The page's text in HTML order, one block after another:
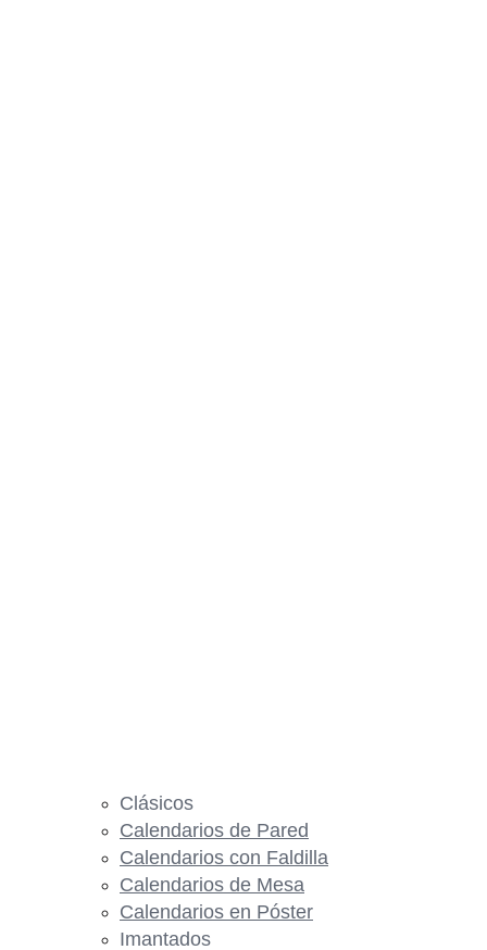
Clásicos
Calendarios de Pared
Calendarios con Faldilla
Calendarios de Mesa
Calendarios en Póster
Imantados